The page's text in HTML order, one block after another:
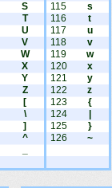
S
T
U
V
W
X
Y
Z
[
\
]
^
115
s
116
t
117
u
118
v
119
w
120
x
121
y
122
z
123
{
124
125
}
126
~